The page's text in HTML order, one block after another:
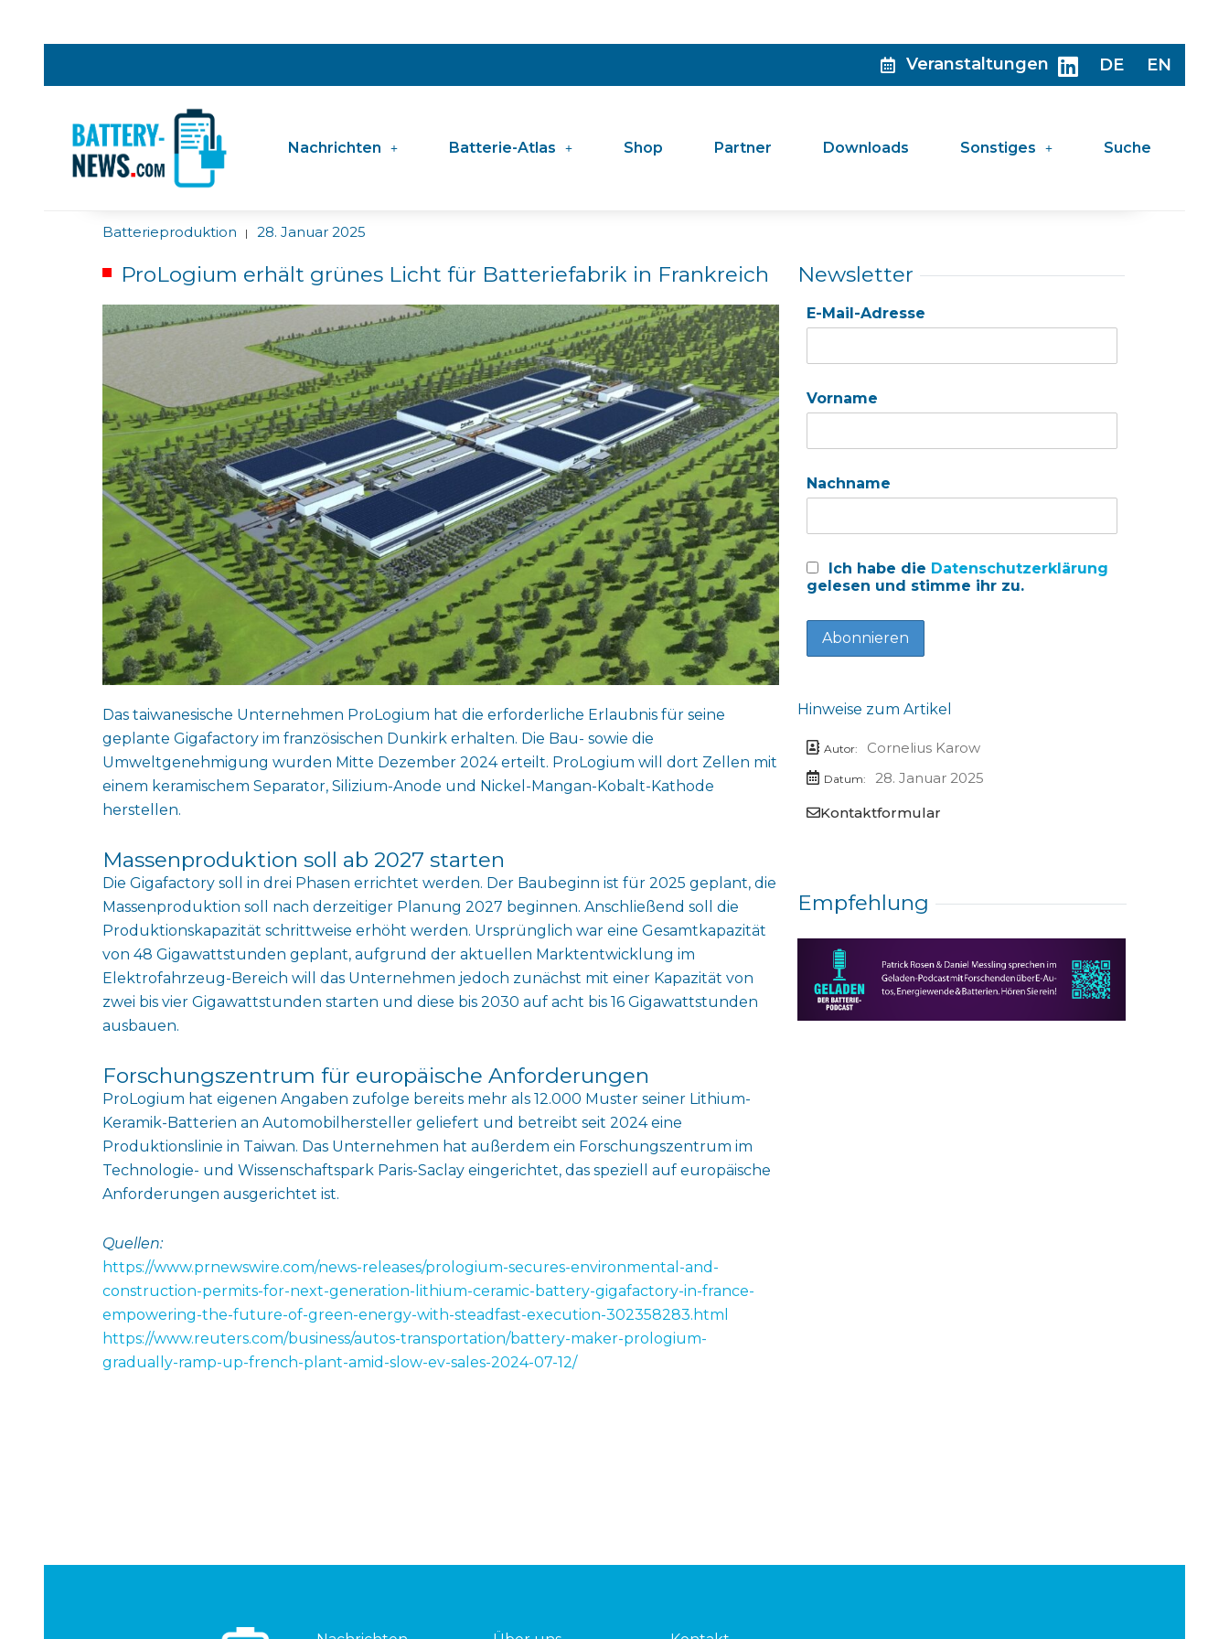
Veranstaltungen DE EN
Nachrichten Batterie-Atlas Shop Partner Downloads Sonstiges Suche
Batterieproduktion | 28. Januar 2025
ProLogium erhält grünes Licht für Batteriefabrik in Frankreich
Das taiwanesische Unternehmen ProLogium hat die erforderliche Erlaubnis für seine
geplante Gigafactory im französischen Dunkirk erhalten. Die Bau- sowie die
Umweltgenehmigung wurden Mitte Dezember 2024 erteilt. ProLogium will dort Zellen mit
einem keramischem Separator, Silizium-Anode und Nickel-Mangan-Kobalt-Kathode
herstellen.
Massenproduktion soll ab 2027 starten
Die Gigafactory soll in drei Phasen errichtet werden. Der Baubeginn ist für 2025 geplant, die
Massenproduktion soll nach derzeitiger Planung 2027 beginnen. Anschließend soll die
Produktionskapazität schrittweise erhöht werden. Ursprünglich war eine Gesamtkapazität
von 48 Gigawattstunden geplant, aufgrund der aktuellen Marktentwicklung im
Elektrofahrzeug-Bereich will das Unternehmen jedoch zunächst mit einer Kapazität von
zwei bis vier Gigawattstunden starten und diese bis 2030 auf acht bis 16 Gigawattstunden
ausbauen.
Forschungszentrum für europäische Anforderungen
ProLogium hat eigenen Angaben zufolge bereits mehr als 12.000 Muster seiner Lithium-
Keramik-Batterien an Automobilhersteller geliefert und betreibt seit 2024 eine
Produktionslinie in Taiwan. Das Unternehmen hat außerdem ein Forschungszentrum im
Technologie- und Wissenschaftspark Paris-Saclay eingerichtet, das speziell auf europäische
Anforderungen ausgerichtet ist.
Quellen:
https://www.prnewswire.com/news-releases/prologium-secures-environmental-and-
construction-permits-for-next-generation-lithium-ceramic-battery-gigafactory-in-france-
empowering-the-future-of-green-energy-with-steadfast-execution-302358283.html
https://www.reuters.com/business/autos-transportation/battery-maker-prologium-
gradually-ramp-up-french-plant-amid-slow-ev-sales-2024-07-12/
Newsletter
E-Mail-Adresse
Vorname
Nachname
Ich habe die Datenschutzerklärung
gelesen und stimme ihr zu.
Hinweise zum Artikel
Autor: Cornelius Karow
Datum:
28. Januar 2025
Kontaktformular
Empfehlung